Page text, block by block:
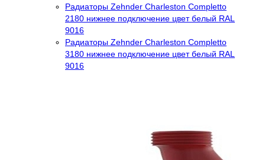
Радиаторы Zehnder Charleston Completto
2180 нижнее подключение цвет белый RAL
9016
Радиаторы Zehnder Charleston Completto
3180 нижнее подключение цвет белый RAL
9016